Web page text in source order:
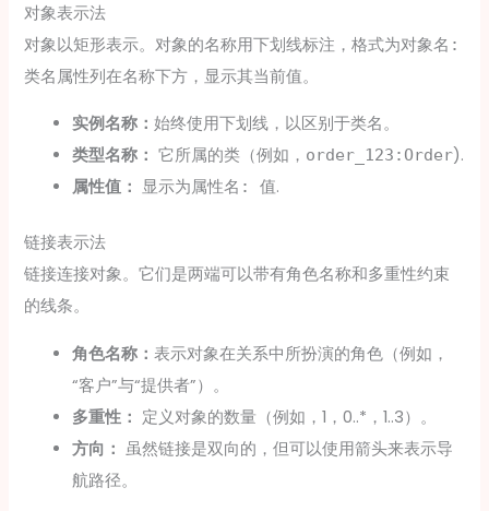
对象表示法
对象以矩形表示。对象的名称用下划线标注，格式为对象名:
类名 属性列在名称下方，显示其当前值。
实例名称：始终使用下划线，以区别于类名。
类型名称： 它所属的类（例如， order_123:Order).
属性值： 显示为属性名: 值.
链接表示法
链接连接对象。它们是两端可以带有角色名称和多重性约束
的线条。
角色名称：表示对象在关系中所扮演的角色（例如，
“客户”与“提供者”）。
多重性： 定义对象的数量（例如，1，0..*，1..3）。
方向： 虽然链接是双向的，但可以使用箭头来表示导
航路径。